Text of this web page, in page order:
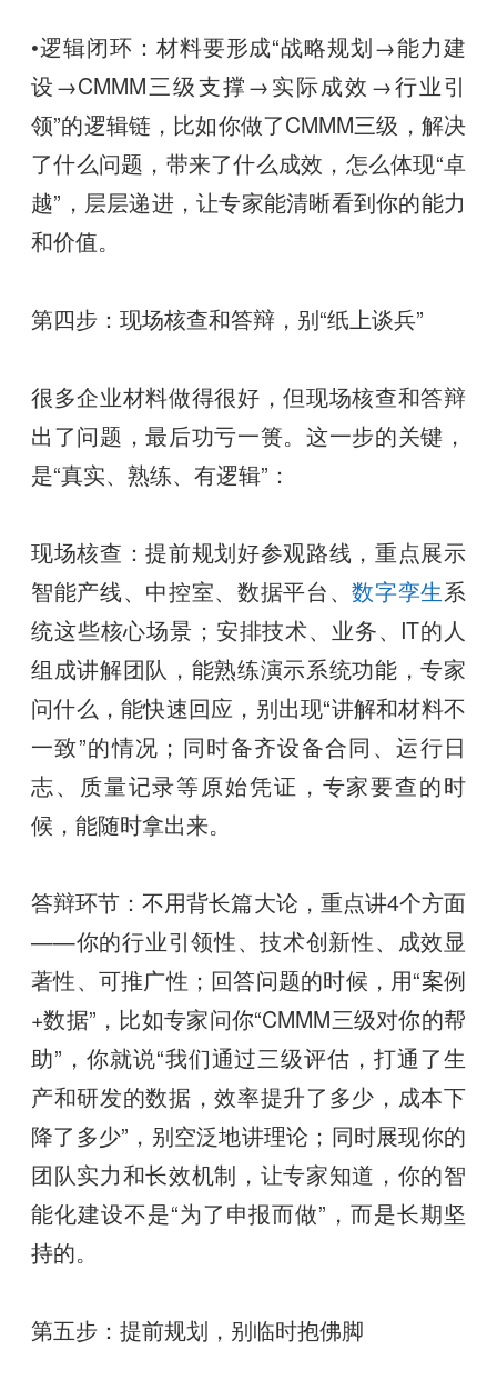
•逻辑闭环：材料要形成“战略规划→能力建
设→CMMM三级支撑→实际成效→行业引
领”的逻辑链，比如你做了CMMM三级，解决
了什么问题，带来了什么成效，怎么体现“卓
越”，层层递进，让专家能清晰看到你的能力
和价值。
第四步：现场核查和答辩，别“纸上谈兵”
很多企业材料做得很好，但现场核查和答辩
出了问题，最后功亏一篑。这一步的关键，
是“真实、熟练、有逻辑”：
现场核查：提前规划好参观路线，重点展示
智能产线、中控室、数据平台、数字孪生系
统这些核心场景；安排技术、业务、IT的人
组成讲解团队，能熟练演示系统功能，专家
问什么，能快速回应，别出现“讲解和材料不
一致”的情况；同时备齐设备合同、运行日
志、质量记录等原始凭证，专家要查的时
候，能随时拿出来。
答辩环节：不用背长篇大论，重点讲4个方面
——你的行业引领性、技术创新性、成效显
著性、可推广性；回答问题的时候，用“案例
+数据”，比如专家问你“CMMM三级对你的帮
助”，你就说“我们通过三级评估，打通了生
产和研发的数据，效率提升了多少，成本下
降了多少”，别空泛地讲理论；同时展现你的
团队实力和长效机制，让专家知道，你的智
能化建设不是“为了申报而做”，而是长期坚
持的。
第五步：提前规划，别临时抱佛脚